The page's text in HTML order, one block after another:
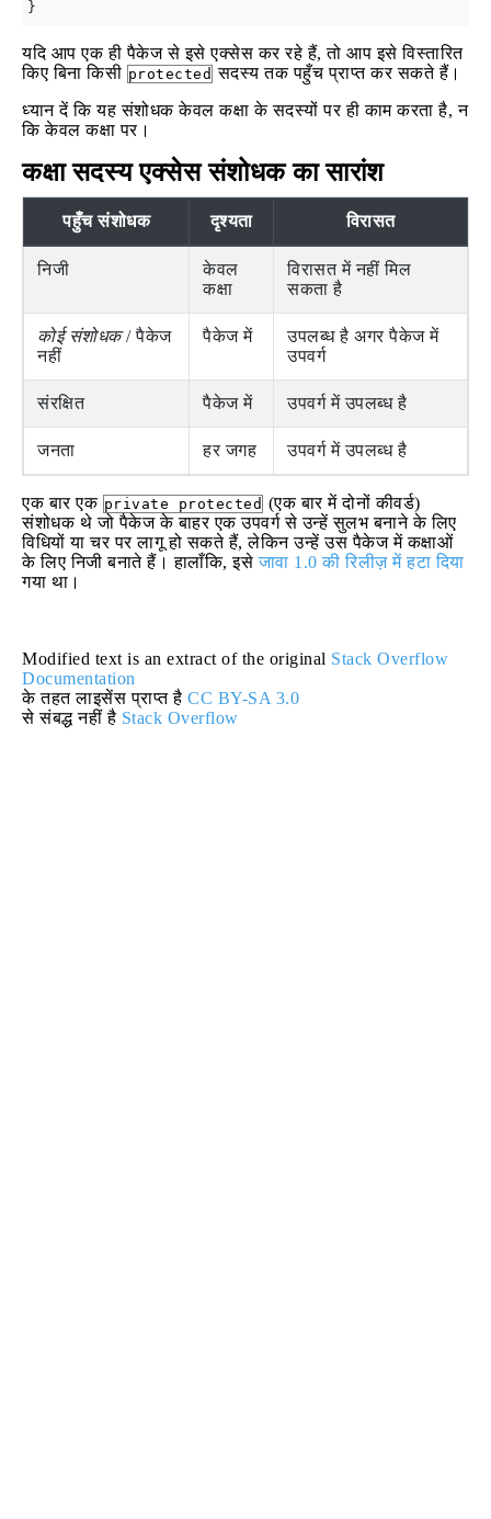
यदि आप एक ही पैकेज से इसे एक्सेस कर रहे हैं, तो आप इसे विस्तारित
किए बिना किसी protected सदस्य तक पहुँच प्राप्त कर सकते हैं।
ध्यान दें कि यह संशोधक केवल कक्षा के सदस्यों पर ही काम करता है, न
कि केवल कक्षा पर।
कक्षा सदस्य एक्सेस संशोधक का सारांश
पहुँच संशोधक दृश्यता विरासत
निजी
केवल
कक्षा
विरासत में नहीं मिल
सकता है
कोई संशोधक/ पैकेज
नहीं
पैकेज में
उपलब्ध है अगर पैकेज में
उपवर्ग
संरक्षित पैकेज में उपवर्ग में उपलब्ध है
जनता हर जगह उपवर्ग में उपलब्ध है
एक बार एक private protected (एक बार में दोनों कीवर्ड)
संशोधक थे जो पैकेज के बाहर एक उपवर्ग से उन्हें सुलभ बनाने के लिए
विधियों या चर पर लागू हो सकते हैं, लेकिन उन्हें उस पैकेज में कक्षाओं
के लिए निजी बनाते हैं। हालाँकि, इसेजावा 1.0 की रिलीज़ में हटा दिया
गया था।
Modified text is an extract of the original Stack Overflow
Documentation
के तहत लाइसेंस प्राप्त है CC BY-SA 3.0
से संबद्ध नहीं है Stack Overflow